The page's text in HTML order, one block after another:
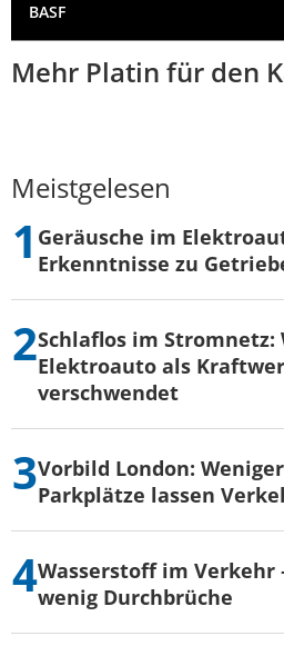
BASF
Mehr Platin für den
Meistgelesen
Geräusche im
Erkenntnisse zu
Schlaflos im Stromnetz:
Elektroauto als
verschwendet
Vorbild London:
Parkplätze lassen
Wasserstoff im Verkehr
wenig Durchbrüche